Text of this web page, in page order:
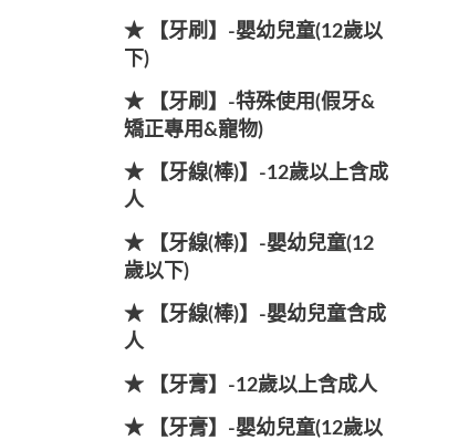
★ 【牙刷】-嬰幼兒童(12歲以
下)
★ 【牙刷】-特殊使用(假牙&
矯正專用&寵物)
★ 【牙線(棒)】-12歲以上含成
人
★ 【牙線(棒)】-嬰幼兒童(12
歲以下)
★ 【牙線(棒)】-嬰幼兒童含成
人
★ 【牙膏】-12歲以上含成人
★ 【牙膏】-嬰幼兒童(12歲以